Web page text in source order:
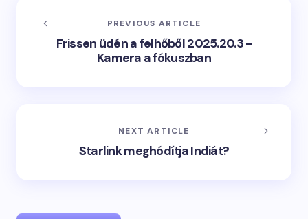
PREVIOUS ARTICLE
Frissen üdén a felhőből 2025.20.3 -
Kamera a fókuszban
NEXT ARTICLE
Starlink meghódítja Indiát?